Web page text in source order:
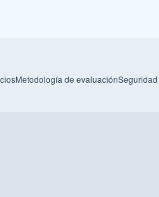
Metodología de evaluaciónSeguridad